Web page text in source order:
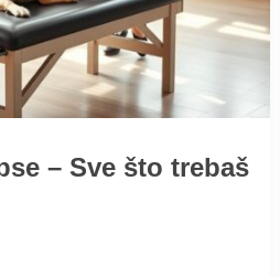
– Sve što trebaš